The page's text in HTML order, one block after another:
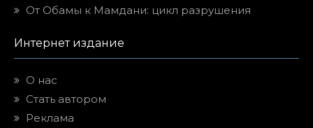
От Обамы к Мамдани: цикл разрушения
Интернет издание
О нас
Стать автором
Реклама